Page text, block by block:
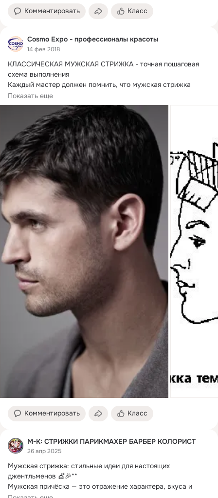
Комментировать Класс
Cosmo Expo - профессионалы красоты
14 фев 2018
КЛАССИЧЕСКАЯ МУЖСКАЯ СТРИЖКА - точная пошаговая
схема выполнения
Каждый мастер должен помнить, что мужская стрижка
характеризуется...
Показать еще
Комментировать Класс
М-К: СТРИЖКИ ПАРИКМАХЕР БАРБЕР КОЛОРИСТ
26 апр 2025
Мужская стрижка: стильные идеи для настоящих
джентльменов 💇🎉**
Мужская причёска — это отражение характера, вкуса и